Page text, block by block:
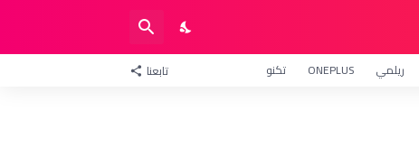
ريلمي ONEPLUS تكنو تابعنا